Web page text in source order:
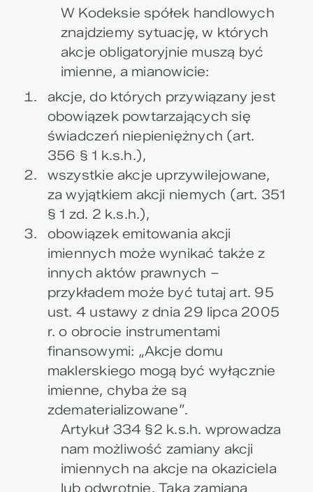
W Kodeksie spółek handlowych
znajdziemy sytuację, w których
akcje obligatoryjnie muszą być
imienne, a mianowicie:
akcje, do których przywiązany jest
obowiązek powtarzających się
świadczeń niepieniężnych (art.
356 § 1 k.s.h.),
wszystkie akcje uprzywilejowane,
za wyjątkiem akcji niemych (art. 351
§ 1 zd. 2 k.s.h.),
obowiązek emitowania akcji
imiennych może wynikać także z
innych aktów prawnych –
przykładem może być tutaj art. 95
ust. 4 ustawy z dnia 29 lipca 2005
r. o obrocie instrumentami
finansowymi: „Akcje domu
maklerskiego mogą być wyłącznie
imienne, chyba że są
zdematerializowane”.
Artykuł 334 §2 k.s.h. wprowadza
nam możliwość zamiany akcji
imiennych na akcje na okaziciela
lub odwrotnie. Taka zamiana